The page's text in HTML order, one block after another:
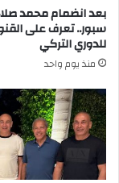
بعد انضمام محمد
سبور.. تعرف على
للدوري التركي
منذ يوم واحد